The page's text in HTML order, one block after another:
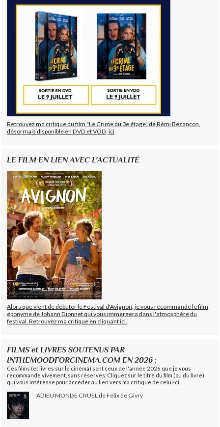
Retrouvez ma critique du film "Le Crime du 3e étage" de Rémi Bezançon,
désormais disponible en DVD et VOD, ici
LE FILM EN LIEN AVEC L'ACTUALITÉ
Alors que vient de débuter le Festival d'Avignon, je vous recommande le film
éponyme de Johann Dionnet qui vous immergera dans l'atmosphère du
festival. Retrouvez ma critique en cliquant ici.
FILMS et LIVRES SOUTENUS PAR
INTHEMOODFORCINEMA.COM EN 2026 :
Ces films (et livres sur le cinéma) sont ceux de l'année 2026 que je vous
recommande vivement, sans réserves. Cliquez sur le titre du film (ou du livre)
qui vous intéresse pour accéder au lien vers ma critique de celui-ci.
ADIEU MONDE CRUEL de Félix de Givry